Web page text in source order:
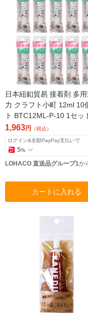
日本紐釦貿易 接着剤 多
力 クラフト小町 12ml 10
ト BTC12ML-P-10 1セッ
個)（直送品）
1,963円 （税込）
ログイン&全額PayPay支払いで
5%
LOHACO 直送品グループ1か
カートに入れる